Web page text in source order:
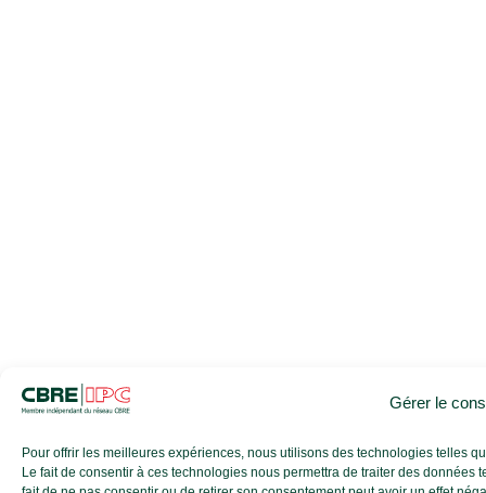
Gérer le
Pour offrir les meilleures expériences, nous utilisons des technologies telles
Le fait de consentir à ces technologies nous permettra de traiter des